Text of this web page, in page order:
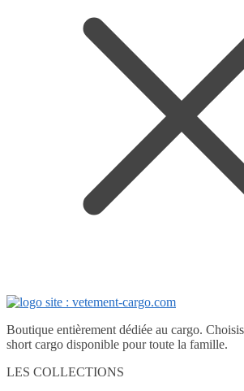
Boutique entièrement dédiée au cargo.
short cargo disponible pour toute la famille.
LES COLLECTIONS